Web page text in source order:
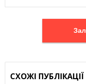
СХОЖІ ПУБЛІКАЦІЇ